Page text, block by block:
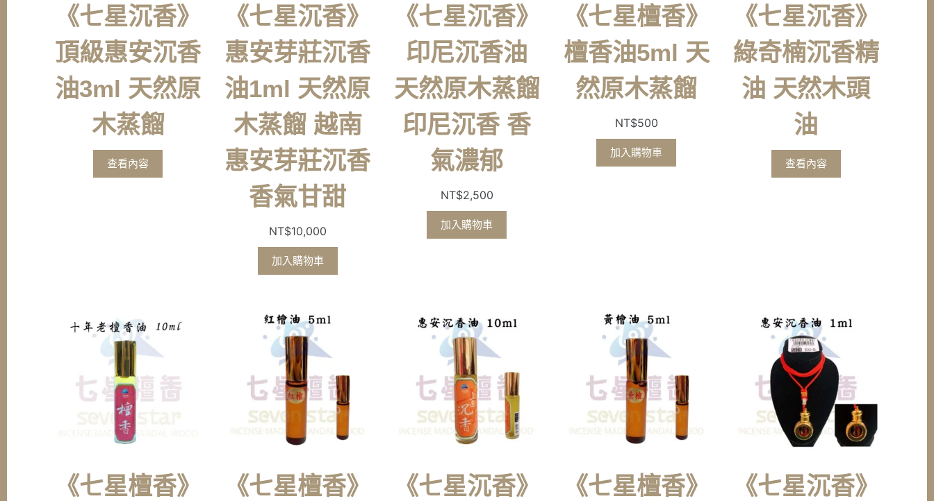
《七星沉香》
頂級惠安沉香
油3ml 天然原
木蒸餾
查看內容
《七星沉香》
惠安芽莊沉香
油1ml 天然原
木蒸餾 越南
惠安芽莊沉香
香氣甘甜
NT$10,000
加入購物車
《七星沉香》
印尼沉香油
天然原木蒸餾
印尼沉香 香
氣濃郁
NT$2,500
加入購物車
《七星檀香》
檀香油5ml 天
然原木蒸餾
NT$500
加入購物車
《七星沉香》
綠奇楠沉香精
油 天然木頭
油
查看內容
《七星檀香》
《七星檀香》
《七星沉香》
《七星檀香》
《七星沉香》